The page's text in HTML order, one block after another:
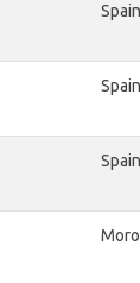
Spain
Spain
Spain